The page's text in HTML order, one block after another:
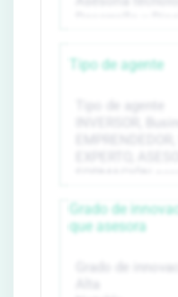
Tipo de agente
Grado de
que asesora